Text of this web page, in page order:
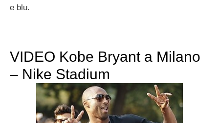
e blu.
VIDEO Kobe Bryant a Milano
– Nike Stadium